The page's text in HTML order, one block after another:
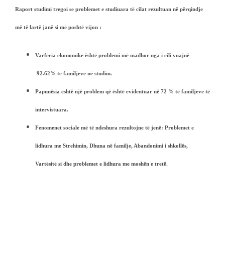
Raport studimi tregoi se problemet e studiuara të cilat rezultuan në përqindje
më të lartë janë si më poshtë vijon :
Varfëria ekonomike është problemi më madhor nga i cili vuajnë
92.62% të familjeve në studim.
Papunësia është një problem që është evidentuar në 72 % të familjeve të
intervistuara.
Fenomenet sociale më të ndeshura rezultojne të jenë: Problemet e
lidhura me Strehimin, Dhuna në familje, Abandonimi i shkollës,
Vartësitë si dhe problemet e lidhura me moshën e tretë.